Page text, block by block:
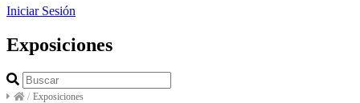
Iniciar Sesión
Exposiciones
/ Exposiciones